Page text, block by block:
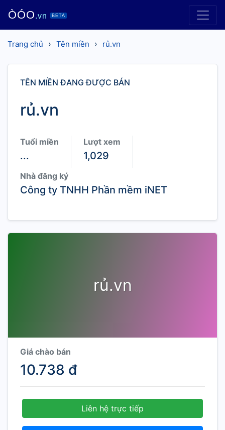
ÒÓO.vn BETA
Trang chủ › Tên miền › rủ.vn
TÊN MIỀN ĐANG ĐƯỢC BÁN
rủ.vn
Tuổi miền
...
Lượt xem
1,029
Nhà đăng ký
Công ty TNHH Phần mềm iNET
rủ.vn
Giá chào bán
10.738 đ
Liên hệ trực tiếp